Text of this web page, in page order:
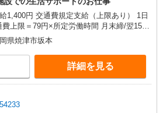
1,400円 交通費規定支給（上限あり） 1日
費上限＝79円×所定労働時間 月末締/翌15日
県焼津市坂本
詳細を見る